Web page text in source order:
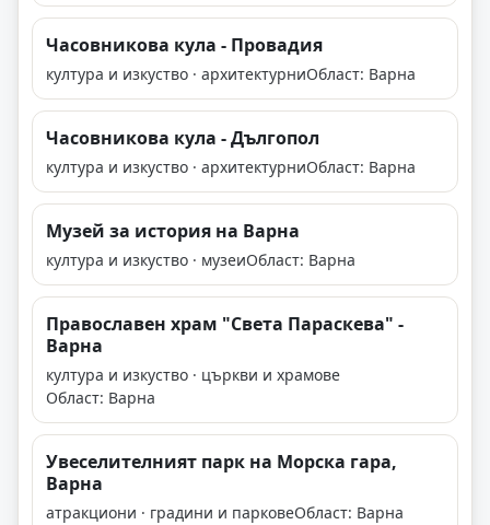
Часовникова кула - Провадия
култура и изкуство · архитектурниОбласт: Варна
Часовникова кула - Дългопол
култура и изкуство · архитектурниОбласт: Варна
Музей за история на Варна
култура и изкуство · музеиОбласт: Варна
Православен храм "Света Параскева" -
Варна
култура и изкуство · църкви и храмове
Област: Варна
Увеселителният парк на Морска гара,
Варна
атракциони · градини и парковеОбласт: Варна